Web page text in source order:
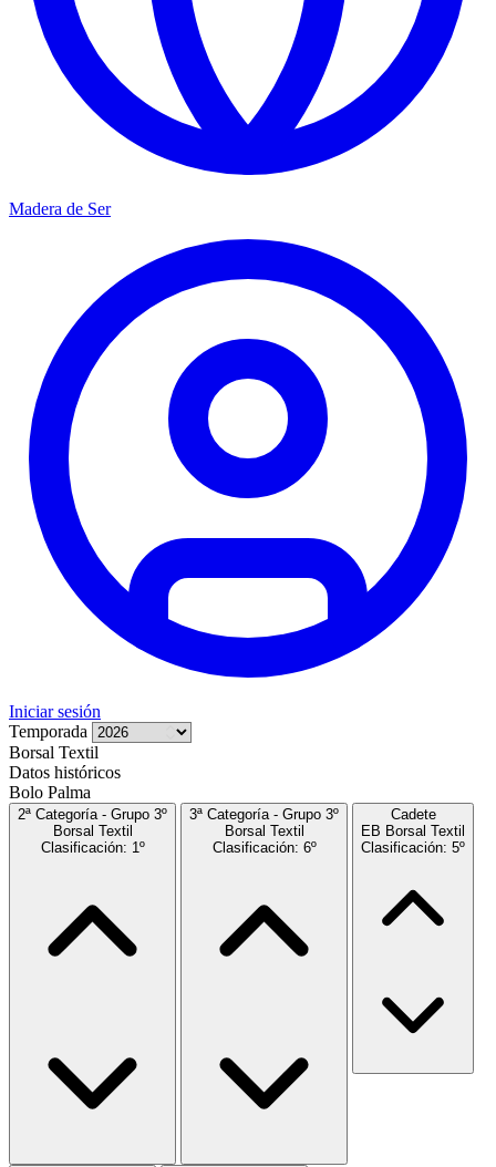
Madera de Ser
Iniciar sesión
Temporada
Borsal Textil
Datos históricos
Bolo Palma
2ª Categoría - Grupo 3º
Borsal Textil
Clasificación: 1º
3ª Categoría - Grupo 3º
Borsal Textil
Clasificación: 6º
Cadete
EB Borsal Textil
Clasificación: 5º